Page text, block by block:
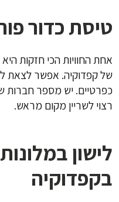
טיסת כדור
אחת החוויות הכי חזקות
של קפדוקיה. אפשר לצאת
כפרטיים. יש מספר חברות
רצוי לשריין מקום מראש.
לישון
בקפדוקיה